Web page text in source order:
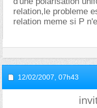
relation,le probleme
relation meme si P
12/02/2007, 07h43